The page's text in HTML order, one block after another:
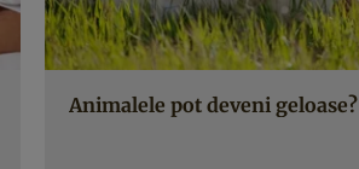
Animalele pot deveni geloase?